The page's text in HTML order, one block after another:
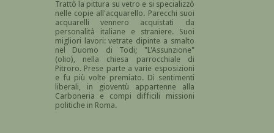
Trattò la pittura su vetro e si specializzò
nelle copie all'acquarello. Parecchi suoi
acquarelli vennero acquistati da
personalità italiane e straniere. Suoi
migliori lavori: vetrate dipinte a smalto
nel Duomo di Todi; "L'Assunzione"
(olio), nella chiesa parrocchiale di
Pitroro. Prese parte a varie esposizioni
e fu più volte premiato. Di sentimenti
liberali, in gioventù appartenne alla
Carboneria e compi difficili missioni
politiche in Roma.